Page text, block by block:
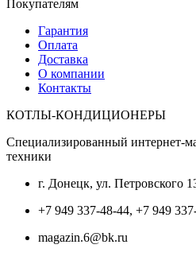
Покупателям
Гарантия
Оплата
Доставка
О компании
Контакты
КОТЛЫ-КОНДИЦИОНЕРЫ
Специализированный интернет-
техники
г. Донецк, ул. Петровского
+7 949 337-48-44, +7 949
magazin.6@bk.ru